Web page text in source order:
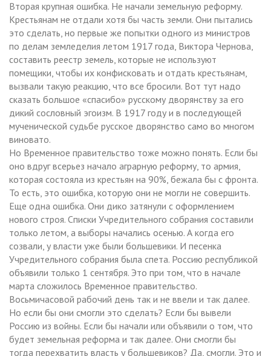
Вторая крупная ошибка. Не начали земельную реформу.
Крестьянам не отдали хотя бы часть земли. Они пытались
это сделать, но первые же попытки одного из министров
по делам земледелия летом 1917 года, Виктора Чернова,
составить реестр земель, которые не используют
помещики, чтобы их конфисковать и отдать крестьянам,
вызвали такую реакцию, что все бросили. Вот тут надо
сказать большое «спасибо» русскому дворянству за его
дикий сословный эгоизм. В 1917 году и в последующей
мученической судьбе русское дворянство само во многом
виновато.
Но Временное правительство тоже можно понять. Если бы
оно вдруг всерьез начало аграрную реформу, то армия,
которая состояла из крестьян на 90%, бежала бы с фронта.
То есть, это ошибка, которую они не могли не совершить.
Еще одна ошибка. Они дико затянули с оформлением
нового строя. Списки Учредительного собрания составили
только летом, а выборы начались осенью. А когда его
созвали, у власти уже были большевики. И песенка
Учредительного собрания была спета. Россию республикой
объявили только 1 сентября. Это при том, что в начале
марта сложилось Временное правительство.
Восьмичасовой рабочий день так и не ввели и так далее.
Но если бы они смогли это сделать? Если бы вывели
Россию из войны. Если бы начали или объявили о том, что
будет земельная реформа и так далее. Они смогли бы
тогда перехватить власть у большевиков? Да, смогли. Это и